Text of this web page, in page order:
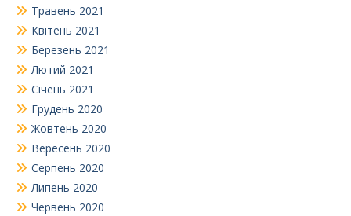
Травень 2021
Квітень 2021
Березень 2021
Лютий 2021
Січень 2021
Грудень 2020
Жовтень 2020
Вересень 2020
Серпень 2020
Липень 2020
Червень 2020